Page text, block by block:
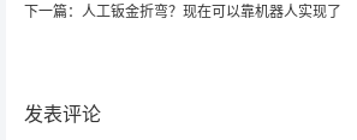
下一篇： 人工钣金折弯？现在可以靠机器人实现了
发表评论